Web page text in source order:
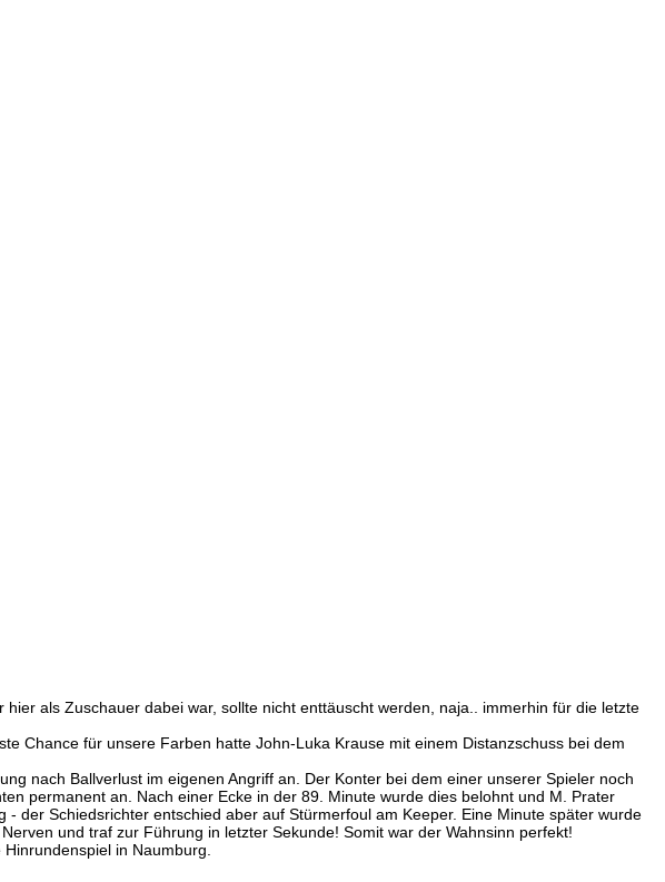
als Zuschauer dabei war, sollte nicht enttäuscht werden, naja.. immerhin für die letzte
Chance für unsere Farben hatte John-Luka Krause mit einem Distanzschuss bei dem
nach Ballverlust im eigenen Angriff an. Der Konter bei dem einer unserer Spieler noch
permanent an. Nach einer Ecke in der 89. Minute wurde dies belohnt und M. Prater
der Schiedsrichter entschied aber auf Stürmerfoul am Keeper. Eine Minute später wurde
und traf zur Führung in letzter Sekunde! Somit war der Wahnsinn perfekt!
in Naumburg.